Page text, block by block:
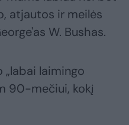
atjautos ir meilės
W. Bushas.
„labai laimingo
90-mečiui, kokį